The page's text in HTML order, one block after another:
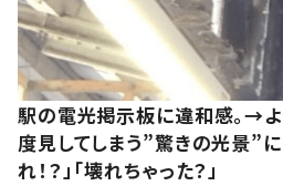
駅の電光掲示板に違和感。→
度見してしまう”驚きの光景”
れ！？」「壊れちゃった？」